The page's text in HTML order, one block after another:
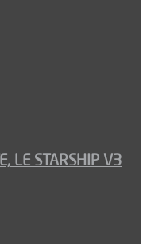
LE STARSHIP V3